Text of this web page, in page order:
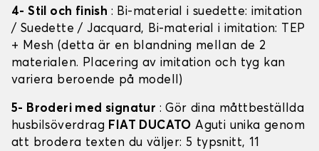
4- Stil och finish : Bi-material i suedette: imitation
/ Suedette / Jacquard, Bi-material i imitation: TEP
+ Mesh (detta är en blandning mellan de 2
materialen. Placering av imitation och tyg kan
variera beroende på modell)
5- Broderi med signatur : Gör dina måttbeställda
husbilsöverdrag FIAT DUCATO Aguti unika genom
att brodera texten du väljer: 5 typsnitt, 11